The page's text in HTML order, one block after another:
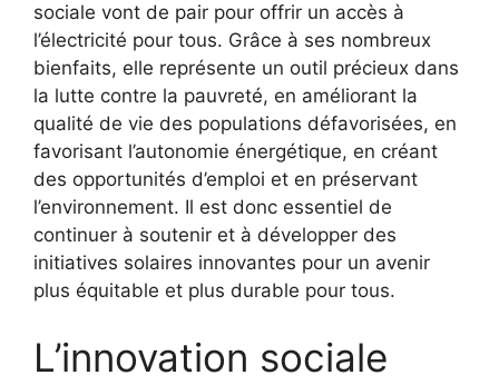
sociale vont de pair pour ​offrir ‌un⁤ accès ⁤à
l’électricité pour tous. Grâce ‍à ses nombreux
‍bienfaits, elle représente un outil précieux dans
la lutte contre la pauvreté, en améliorant la‍
qualité de vie des populations défavorisées, en
favorisant l’autonomie énergétique, en ​créant
des opportunités d’emploi et en préservant
l’environnement. Il est donc essentiel de⁣
continuer à soutenir​ et à développer des
initiatives solaires innovantes pour un avenir
plus ‍équitable et plus durable pour tous.
L’innovation sociale